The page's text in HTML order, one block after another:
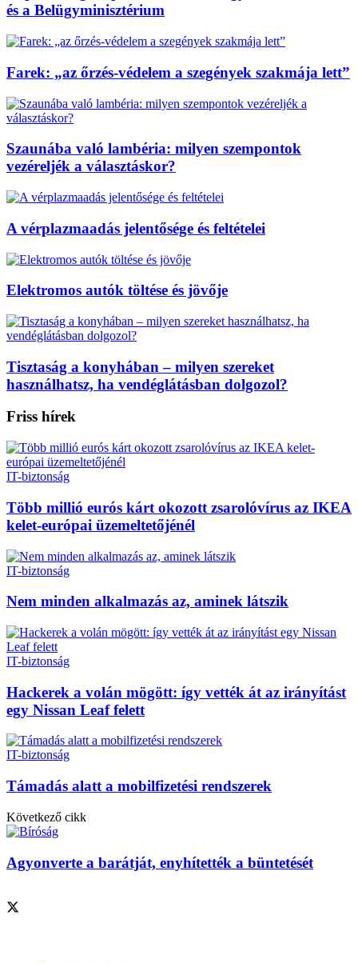
és a Belügyminisztérium
Farek: „az őrzés-védelem a szegények szakmája lett”
Szaunába való lambéria: milyen szempontok
vezéreljék a választáskor?
A vérplazmaadás jelentősége és feltételei
Elektromos autók töltése és jövője
Tisztaság a konyhában – milyen szereket
használhatsz, ha vendéglátásban dolgozol?
Friss hírek
IT-biztonság
Több millió eurós kárt okozott zsarolóvírus az IKEA
kelet-európai üzemeltetőjénél
IT-biztonság
Nem minden alkalmazás az, aminek látszik
IT-biztonság
Hackerek a volán mögött: így vették át az irányítást
egy Nissan Leaf felett
IT-biztonság
Támadás alatt a mobilfizetési rendszerek
Következő cikk
Agyonverte a barátját, enyhítették a büntetését